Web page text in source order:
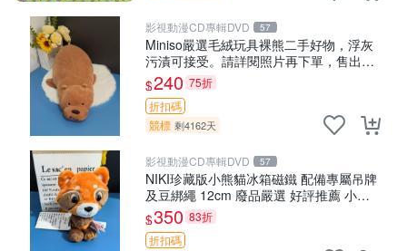
影視動漫CD專輯DVD 57
Miniso嚴選毛絨玩具裸熊二手好物，浮灰
污漬可接受。請詳閱照片再下單，售出不
退不換。全新品相收藏推薦。 裸熊 毛絨玩
具 收藏
$240 75折
折扣碼
競標 剩4162天
影視動漫CD專輯DVD 57
NIKI珍藏版小熊貓冰箱磁鐵 配備專屬吊牌
及豆綁繩 12cm 廢品嚴選 好評推薦 小熊
貓冰箱貼 磁鐵掛件 冰箱飾品
$350 83折
折扣碼